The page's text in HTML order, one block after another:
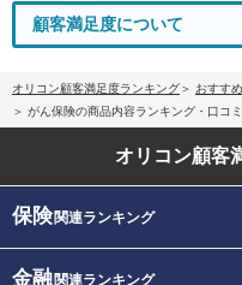
顧客満足度について
オリコン顧客満足度ランキング おすす
がん保険の商品内容ランキング・口コ
オリコン顧客
保険関連ランキング
金融関連ランキング